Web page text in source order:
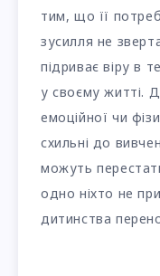
тим, що її
зусилля не
підриває віру в
у своєму житті.
емоційної чи
схильні до
можуть
одно ніхто не
дитинства